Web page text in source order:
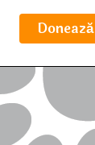
Donează